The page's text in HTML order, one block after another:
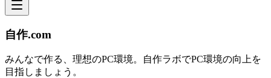
自作.com
みんなで作る、理想のPC環境。 自作ラボでPC環境の向上を
目指しましょう。